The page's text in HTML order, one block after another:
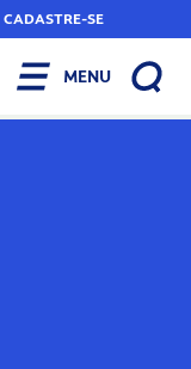
CADASTRE-SE
MENU